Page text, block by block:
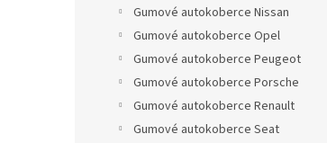
Gumové autokoberce Nissan
Gumové autokoberce Opel
Gumové autokoberce Peugeot
Gumové autokoberce Porsche
Gumové autokoberce Renault
Gumové autokoberce Seat